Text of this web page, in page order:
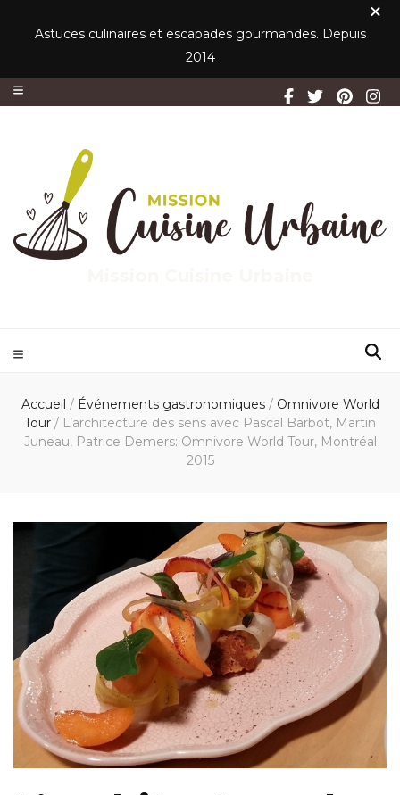
Astuces culinaires et escapades gourmandes. Depuis
2014
Accueil / Événements gastronomiques / Omnivore World
Tour / L’architecture des sens avec Pascal Barbot, Martin
Juneau, Patrice Demers: Omnivore World Tour, Montréal
2015